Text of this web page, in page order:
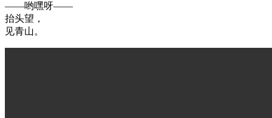
——哟嘿呀——
抬头望，
见青山。